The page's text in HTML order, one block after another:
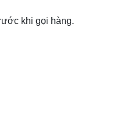
khi gọi hàng.